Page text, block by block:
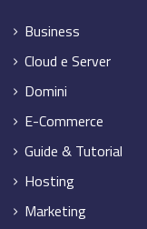
Business
Cloud e Server
Domini
E-Commerce
Guide & Tutorial
Hosting
Marketing